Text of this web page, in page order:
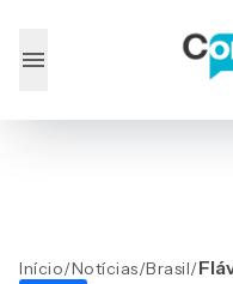
Início/Notícias/Brasil/